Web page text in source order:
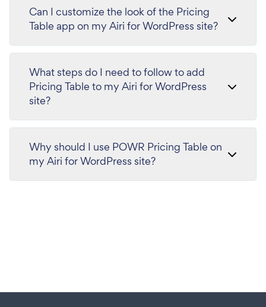
Can I customize the look of the Pricing
Table app on my Airi for WordPress site?
What steps do I need to follow to add
Pricing Table to my Airi for WordPress
site?
Why should I use POWR Pricing Table on
my Airi for WordPress site?